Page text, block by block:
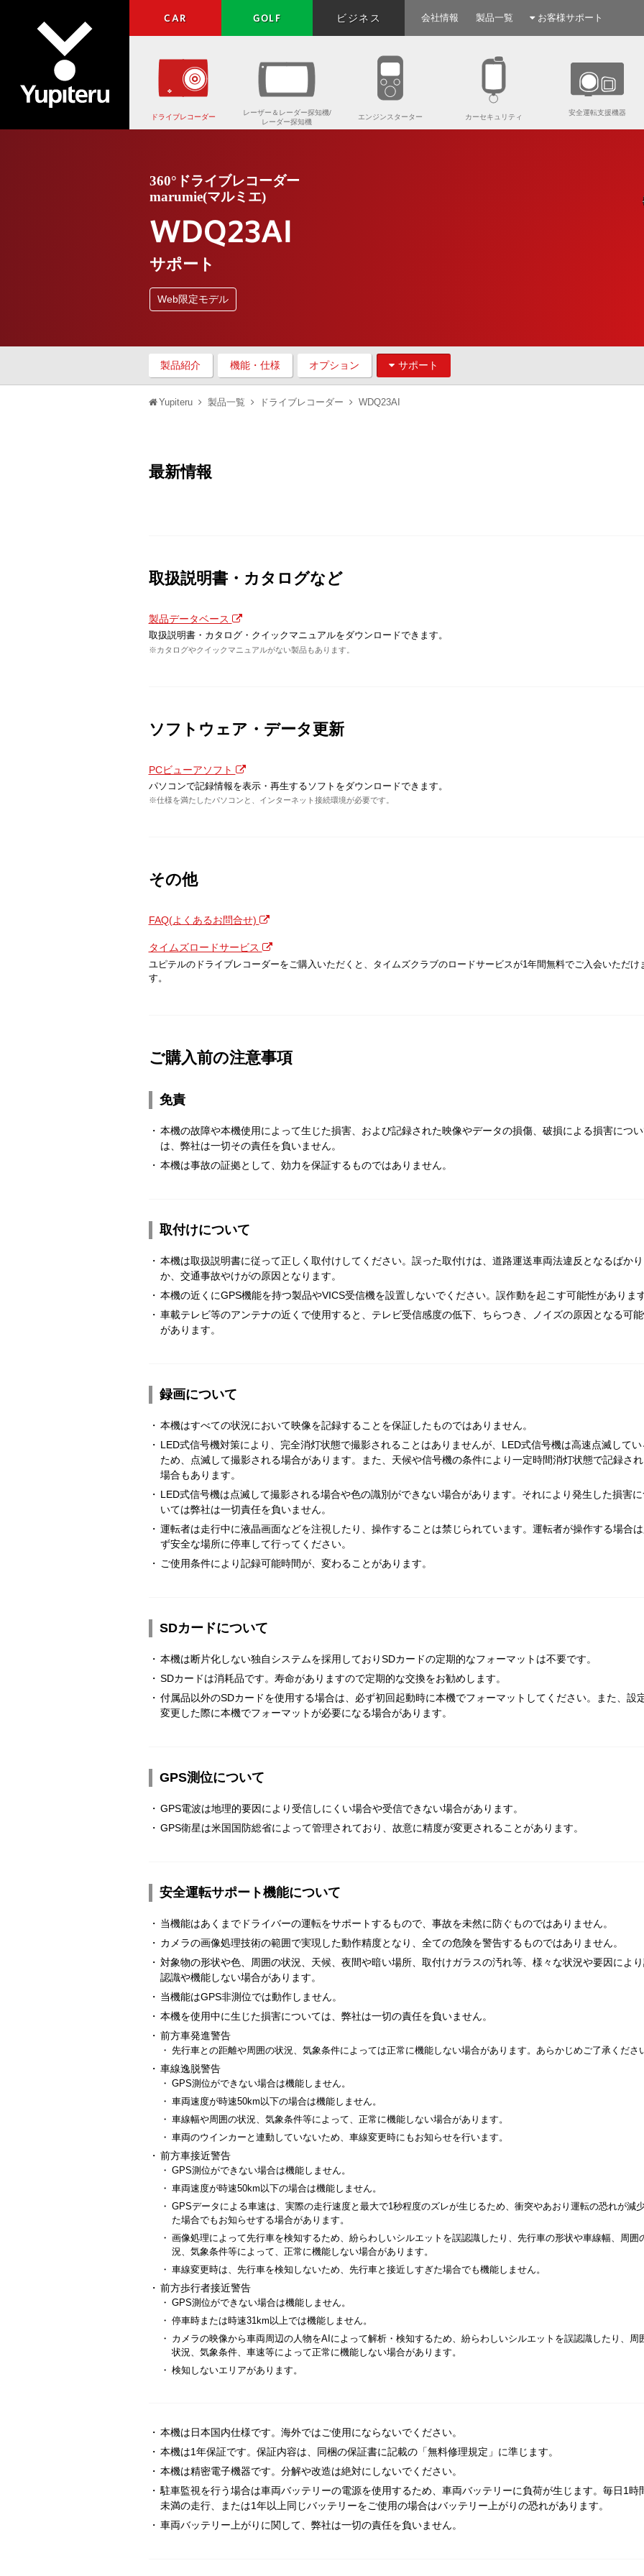
CAR GOLF ビジネス 会社情報 製品一覧 お客様サポート
ドライブレコーダー
レーザー＆レーダー探知機/
レーダー探知機
エンジンスターター カーセキュリティ
安全運転支援機器
360°ドライブレコーダー
marumie(マルミエ)
WDQ23AI
サポート
Web限定モデル
製品紹介 機能・仕様 オプション サポート
Yupiteru 製品一覧 ドライブレコーダー WDQ23AI
最新情報
取扱説明書・カタログなど
製品データベース
取扱説明書・カタログ・クイックマニュアルをダウンロードできます。
※カタログやクイックマニュアルがない製品もあります。
ソフトウェア・データ更新
PCビューアソフト
パソコンで記録情報を表示・再生するソフトをダウンロードできます。
※仕様を満たしたパソコンと、インターネット接続環境が必要です。
その他
FAQ(よくあるお問合せ)
タイムズロードサービス
ユピテルのドライブレコーダーをご購入いただくと、タイムズクラブのロードサービスが1年間無料でご入会いただけ
す。
ご購入前の注意事項
免責
・ 本機の故障や本機使用によって生じた損害、および記録された映像やデータの損傷、破損による損害につ
は、弊社は一切その責任を負いません。
・ 本機は事故の証拠として、効力を保証するものではありません。
取付けについて
・ 本機は取扱説明書に従って正しく取付けしてください。誤った取付けは、道路運送車両法違反となるばかり
か、交通事故やけがの原因となります。
・ 本機の近くにGPS機能を持つ製品やVICS受信機を設置しないでください。誤作動を起こす可能性がありま
・ 車載テレビ等のアンテナの近くで使用すると、テレビ受信感度の低下、ちらつき、ノイズの原因となる可
があります。
録画について
・ 本機はすべての状況において映像を記録することを保証したものではありません。
・ LED式信号機対策により、完全消灯状態で撮影されることはありませんが、LED式信号機は高速点滅してい
ため、点滅して撮影される場合があります。また、天候や信号機の条件により一定時間消灯状態で記録さ
場合もあります。
・ LED式信号機は点滅して撮影される場合や色の識別ができない場合があります。それにより発生した損害
いては弊社は一切責任を負いません。
・ 運転者は走行中に液晶画面などを注視したり、操作することは禁じられています。運転者が操作する場合
ず安全な場所に停車して行ってください。
・ ご使用条件により記録可能時間が、変わることがあります。
SDカードについて
・ 本機は断片化しない独自システムを採用しておりSDカードの定期的なフォーマットは不要です。
・ SDカードは消耗品です。寿命がありますので定期的な交換をお勧めします。
・ 付属品以外のSDカードを使用する場合は、必ず初回起動時に本機でフォーマットしてください。また、設
変更した際に本機でフォーマットが必要になる場合があります。
GPS測位について
・ GPS電波は地理的要因により受信しにくい場合や受信できない場合があります。
・ GPS衛星は米国国防総省によって管理されており、故意に精度が変更されることがあります。
安全運転サポート機能について
・ 当機能はあくまでドライバーの運転をサポートするもので、事故を未然に防ぐものではありません。
・ カメラの画像処理技術の範囲で実現した動作精度となり、全ての危険を警告するものではありません。
・ 対象物の形状や色、周囲の状況、天候、夜間や暗い場所、取付けガラスの汚れ等、様々な状況や要因によ
認識や機能しない場合があります。
・ 当機能はGPS非測位では動作しません。
・ 本機を使用中に生じた損害については、弊社は一切の責任を負いません。
・ 前方車発進警告
・ 先行車との距離や周囲の状況、気象条件によっては正常に機能しない場合があります。あらかじめご了承くださ
・ 車線逸脱警告
・ GPS測位ができない場合は機能しません。
・ 車両速度が時速50km以下の場合は機能しません。
・ 車線幅や周囲の状況、気象条件等によって、正常に機能しない場合があります。
・ 車両のウインカーと連動していないため、車線変更時にもお知らせを行います。
・ 前方車接近警告
・ GPS測位ができない場合は機能しません。
・ 車両速度が時速50km以下の場合は機能しません。
・ GPSデータによる車速は、実際の走行速度と最大で1秒程度のズレが生じるため、衝突やあおり運転の恐れが減
た場合でもお知らせする場合があります。
・ 画像処理によって先行車を検知するため、紛らわしいシルエットを誤認識したり、先行車の形状や車線幅、周囲
況、気象条件等によって、正常に機能しない場合があります。
・ 車線変更時は、先行車を検知しないため、先行車と接近しすぎた場合でも機能しません。
・ 前方歩行者接近警告
・ GPS測位ができない場合は機能しません。
・ 停車時または時速31km以上では機能しません。
・ カメラの映像から車両周辺の人物をAIによって解析・検知するため、紛らわしいシルエットを誤認識したり、周
状況、気象条件、車速等によって正常に機能しない場合があります。
・ 検知しないエリアがあります。
・ 本機は日本国内仕様です。海外ではご使用にならないでください。
・ 本機は1年保証です。保証内容は、同梱の保証書に記載の「無料修理規定」に準じます。
・ 本機は精密電子機器です。分解や改造は絶対にしないでください。
・ 駐車監視を行う場合は車両バッテリーの電源を使用するため、車両バッテリーに負荷が生じます。毎日1時
未満の走行、または1年以上同じバッテリーをご使用の場合はバッテリー上がりの恐れがあります。
・ 車両バッテリー上がりに関して、弊社は一切の責任を負いません。